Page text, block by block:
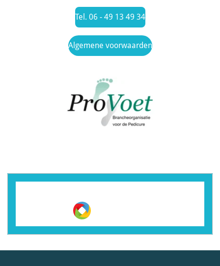
Tel. 06 - 49 13 49 34
Algemene voorwaarden
JouwWeb